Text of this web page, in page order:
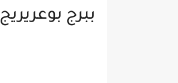
ببرج بوعريريج 2026